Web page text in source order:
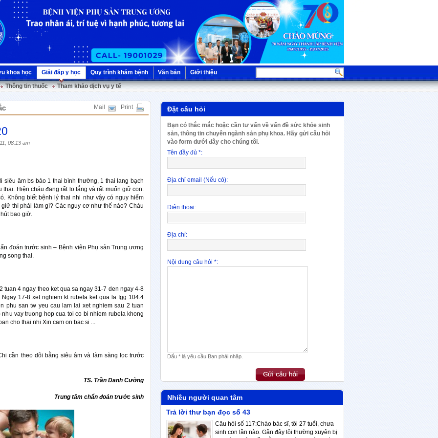
khoa học Giải đáp y học Quy trình khám bệnh Văn bản
Giới thiệu
Thông tin thuốc
Tham khảo dịch vụ y tế
Mail Print
08:13 am
siêu âm bs bảo 1 thai bình thường, 1 thai lang bạch
thai. Hiện cháu đang rất lo lắng và rất muốn giữ con.
Không biết bệnh lý thai nhi như vậy có nguy hiểm
thì phải làm gì? Các nguy cơ như thế nào? Cháu
bao giờ.
đoán trước sinh – Bệnh viện Phụ sản Trung ương
song thai.
tuan 4 ngay theo ket qua sa ngay 31-7 den ngay 4-8
17-8 xet nghiem kt rubela ket qua la Igg 104.4
phu san tw yeu cau lam lai xet nghiem sau 2 tuan
vay truong hop cua toi co bi nhiem rubela khong
cho thai nhi Xin cam on bac si ...
cần theo dõi bằng siêu âm và làm sàng lọc trước
TS. Trần Danh Cường
Trung tâm chẩn đoán trước sinh
Đặt câu hỏi
Bạn có thắc mắc hoặc cần tư vấn về vấn đề sức khỏe sinh
sản, thông tin chuyên ngành sản phụ khoa. Hãy gửi câu hỏi
vào form dưới đây cho chúng tôi.
Tên đầy đủ *:
Địa chỉ email (Nếu có):
Điện thoại:
Địa chỉ:
Nội dung câu hỏi *:
Dấu * là yêu cầu Bạn phải nhập.
Nhiều người quan tâm
Trả lời thư bạn đọc số 43
Câu hỏi số 117:Chào bác sĩ, tôi 27 tuổi, chưa
sinh con lần nào. Gần đây tôi thường xuyên bị